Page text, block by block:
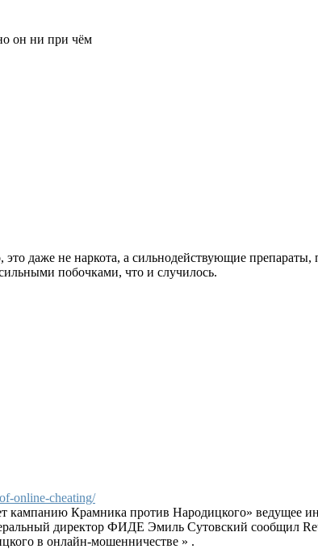
он ни при чём
это даже не наркота, а сильнодействующие
побочками, что и случилось.
online-cheating/
кампанию Крамника против Народицкого» ведущее
директор ФИДЕ Эмиль Сутовский сообщил
в онлайн-мошенничестве » .